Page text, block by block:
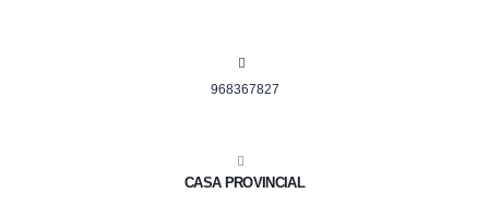
968367827
CASA PROVINCIAL